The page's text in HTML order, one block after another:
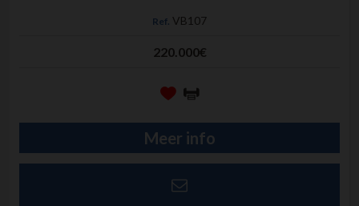
Ref. VB107
220.000€
Meer info